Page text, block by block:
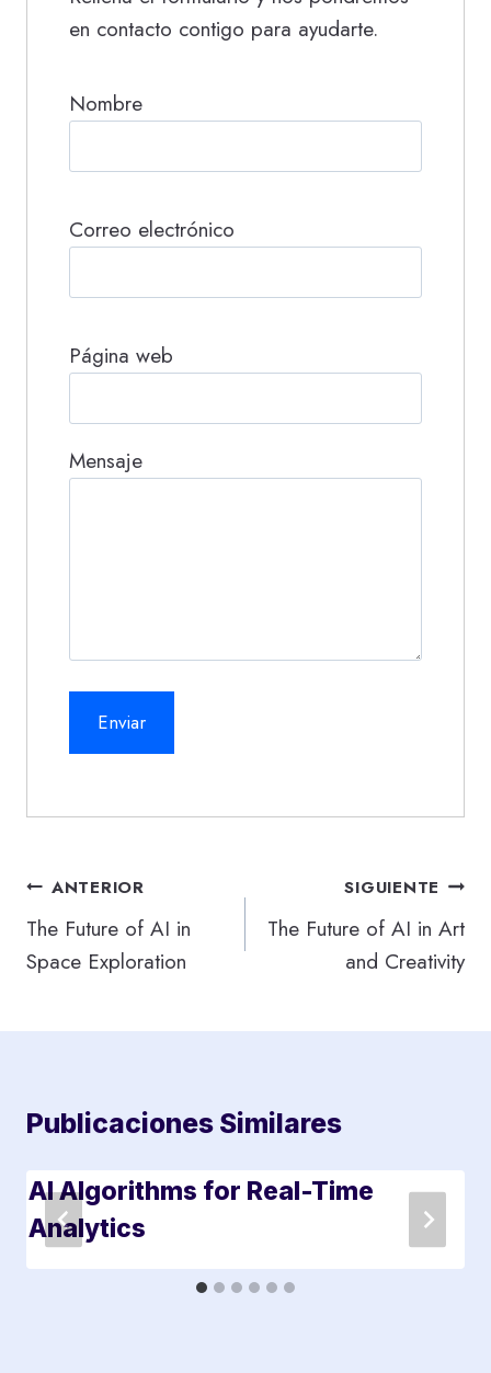
en contacto contigo para ayudarte.
Nombre
Correo electrónico
Página web
Mensaje
Navegación
de
entradas
ANTERIOR
The Future of AI in
Space Exploration
SIGUIENTE
The Future of AI in Art
and Creativity
Publicaciones Similares
AI Algorithms for Real-Time
Analytics